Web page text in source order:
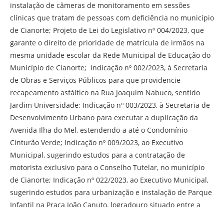
instalação de câmeras de monitoramento em sessões
clínicas que tratam de pessoas com deficiência no município
de Cianorte; Projeto de Lei do Legislativo nº 004/2023, que
garante o direito de prioridade de matrícula de irmãos na
mesma unidade escolar da Rede Municipal de Educação do
Município de Cianorte; Indicação nº 002/2023, à Secretaria
de Obras e Serviços Públicos para que providencie
recapeamento asfáltico na Rua Joaquim Nabuco, sentido
Jardim Universidade; Indicação nº 003/2023, à Secretaria de
Desenvolvimento Urbano para executar a duplicação da
Avenida Ilha do Mel, estendendo-a até o Condomínio
Cinturão Verde; Indicação nº 009/2023, ao Executivo
Municipal, sugerindo estudos para a contratação de
motorista exclusivo para o Conselho Tutelar, no município
de Cianorte; Indicação nº 022/2023, ao Executivo Municipal,
sugerindo estudos para urbanização e instalação de Parque
Infantil na Praça João Canuto, logradouro situado entre a